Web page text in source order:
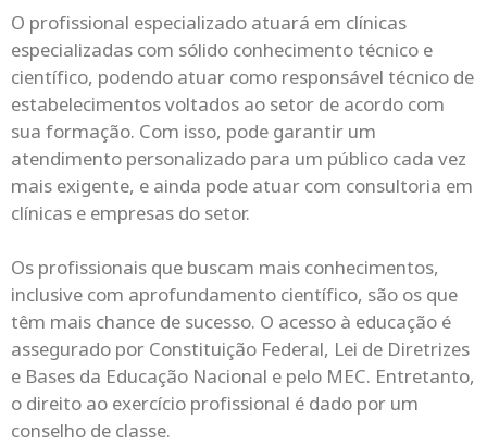
O profissional especializado atuará em clínicas
especializadas com sólido conhecimento técnico e
científico, podendo atuar como responsável técnico de
estabelecimentos voltados ao setor de acordo com
sua formação. Com isso, pode garantir um
atendimento personalizado para um público cada vez
mais exigente, e ainda pode atuar com consultoria em
clínicas e empresas do setor.
Os profissionais que buscam mais conhecimentos,
inclusive com aprofundamento científico, são os que
têm mais chance de sucesso. O acesso à educação é
assegurado por Constituição Federal, Lei de Diretrizes
e Bases da Educação Nacional e pelo MEC. Entretanto,
o direito ao exercício profissional é dado por um
conselho de classe.